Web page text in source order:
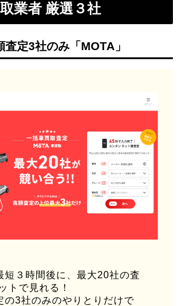
業者 厳選３社
定3社のみ「MOTA」
短３時間後に、最大20社の査
トで見れる！
の3社のみのやりとりだけで